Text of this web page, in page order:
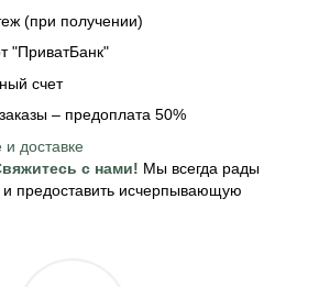
(при получении)
"ПриватБанк"
счет
– предоплата 50%
и доставке
с нами! Мы всегда рады
предоставить исчерпывающую